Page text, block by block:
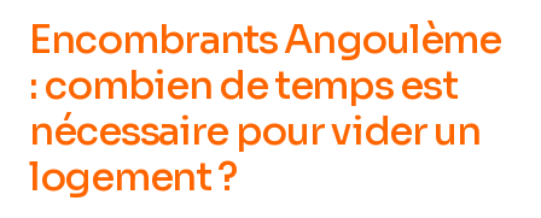
Encombrants Angoulème
: combien de temps est
nécessaire pourvider un
logement?